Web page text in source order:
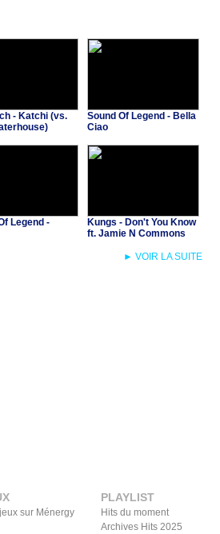
- Katchi (vs.
Sound Of Legend - Bella
Ciao
Legend -
Kungs - Don't You Know
ft. Jamie N Commons
► VOIR LA SUITE
sur Ménergy
PLAYLIST
Hits du moment
Archives Hits 2025